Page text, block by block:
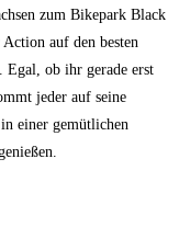
zum Bikepark Black
auf den besten
Egal, ob ihr gerade erst
jeder auf seine
einer gemütlichen